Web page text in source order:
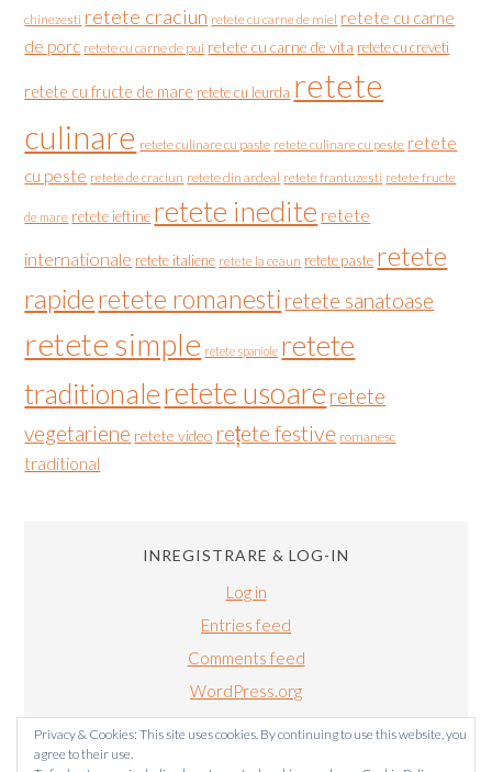
chinezesti retete craciun retete cu carne de miel retete cu carne
de porc retete cu carne de pui retete cu carne de vita retete cu creveti
retete cu fructe de mare retete cu leurda retete
culinare retete culinare cu paste retete culinare cu peste retete
cu peste retete de craciun retete din ardeal retete frantuzesti retete fructe
de mare retete ieftine retete inedite retete
internationale retete italiene retete la ceaun retete paste retete
rapideretete romanesti retete sanatoase
retete simple retete spaniole retete
traditionaleretete usoare retete
vegetariene retete video rețete festive romanesc
traditional
INREGISTRARE & LOG-IN
Log in
Entries feed
Comments feed
WordPress.org
Privacy & Cookies: This site uses cookies. By continuing to use this website, you
agree to their use.